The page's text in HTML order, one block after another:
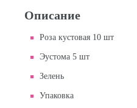
Описание
Роза кустовая 10 шт
Эустома 5 шт
Зелень
Упаковка